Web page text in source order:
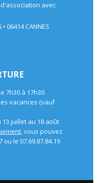
avec
06414 CANNES
7h30 à 17h30
vacances (sauf
juillet au 18 août
, vous pouvez
ou le 07.69.87.84.19